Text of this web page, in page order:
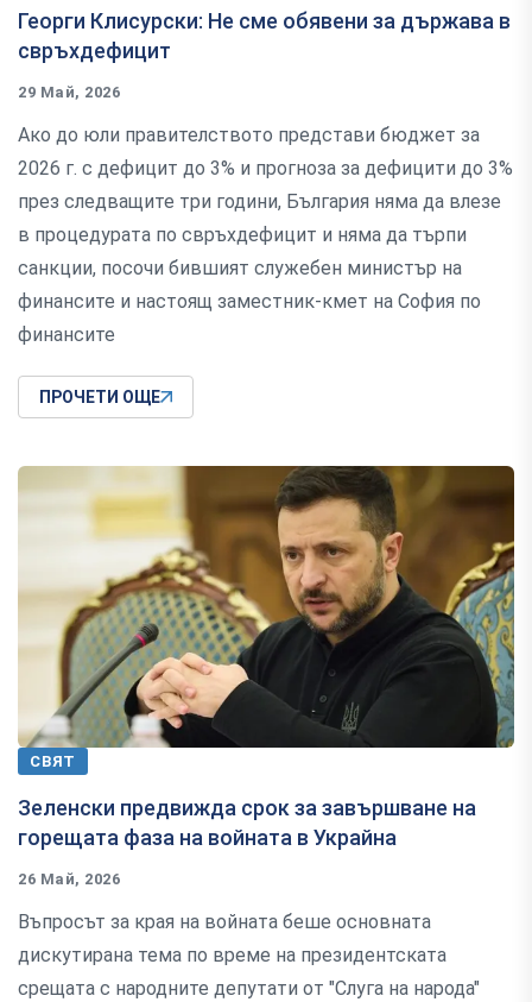
Георги Клисурски: Не сме обявени за държава в
свръхдефицит
29 Май, 2026
Ако до юли правителството представи бюджет за
2026 г. с дефицит до 3% и прогноза за дефицити до 3%
през следващите три години, България няма да влезе
в процедурата по свръхдефицит и няма да търпи
санкции, посочи бившият служебен министър на
финансите и настоящ заместник-кмет на София по
финансите
ПРОЧЕТИ ОЩЕ
СВЯТ
Зеленски предвижда срок за завършване на
горещата фаза на войната в Украйна
26 Май, 2026
Въпросът за края на войната беше основната
дискутирана тема по време на президентската
срещата с народните депутати от "Слуга на народа"